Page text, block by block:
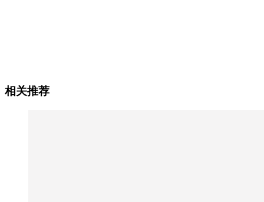
相关推荐